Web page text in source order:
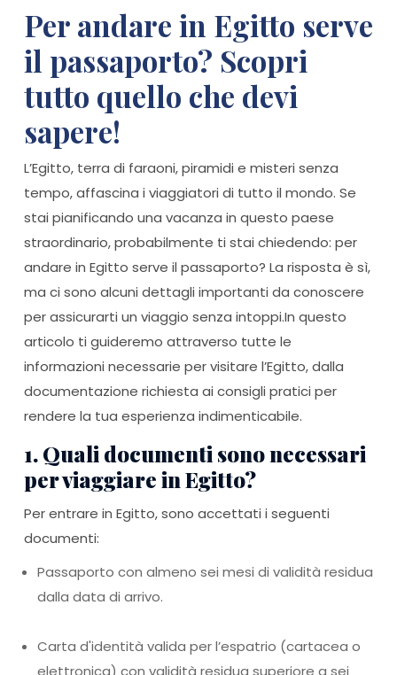
Per andare in Egitto serve
il passaporto? Scopri
tutto quello che devi
sapere!
L’Egitto, terra di faraoni, piramidi e misteri senza
tempo, affascina i viaggiatori di tutto il mondo. Se
stai pianificando una vacanza in questo paese
straordinario, probabilmente ti stai chiedendo: per
andare in Egitto serve il passaporto? La risposta è sì,
ma ci sono alcuni dettagli importanti da conoscere
per assicurarti un viaggio senza intoppi.In questo
articolo ti guideremo attraverso tutte le
informazioni necessarie per visitare l’Egitto, dalla
documentazione richiesta ai consigli pratici per
rendere la tua esperienza indimenticabile.
1. Quali documenti sono necessari
per viaggiare in Egitto?
Per entrare in Egitto, sono accettati i seguenti
documenti:
Passaporto con almeno sei mesi di validità residua
dalla data di arrivo.
Carta d'identità valida per l’espatrio (cartacea o
elettronica) con validità residua superiore a sei